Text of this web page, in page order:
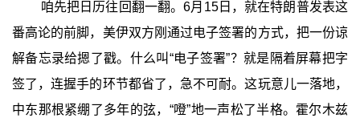
咱先把日历往回翻一翻。6月15日，就在特朗普发表这
番高论的前脚，美伊双方刚通过电子签署的方式，把一份谅
解备忘录给摁了戳。什么叫“电子签署”？就是隔着屏幕把字
签了，连握手的环节都省了，急不可耐。这玩意儿一落地，
中东那根紧绷了多年的弦，“噔”地一声松了半格。霍尔木兹